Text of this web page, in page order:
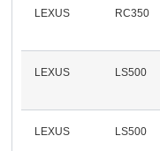
LEXUS RC350
LEXUS LS500
LEXUS LS500